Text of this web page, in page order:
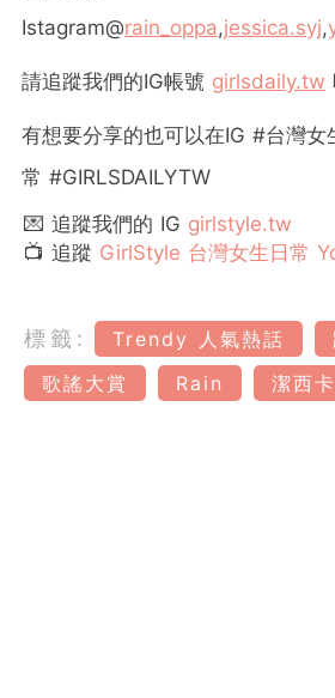
Istagram@rain_oppa,jessica.syj,
請追蹤我們的IG帳號 girlsdaily.tw
有想要分享的也可以在IG #台灣女
常 #GIRLSDAILYTW
💌 追蹤我們的 IG girlstyle.tw
📺 追蹤 GirlStyle 台灣女生日常
標籤: Trendy 人氣熱話
歌謠大賞
Rain 潔西卡